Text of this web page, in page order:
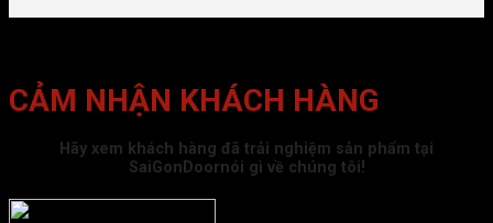
CẢM NHẬN KHÁCH HÀNG
Hãy xem khách hàng đã trải nghiệm sản phẩm tại
SaiGonDoornói gì về chúng tôi!